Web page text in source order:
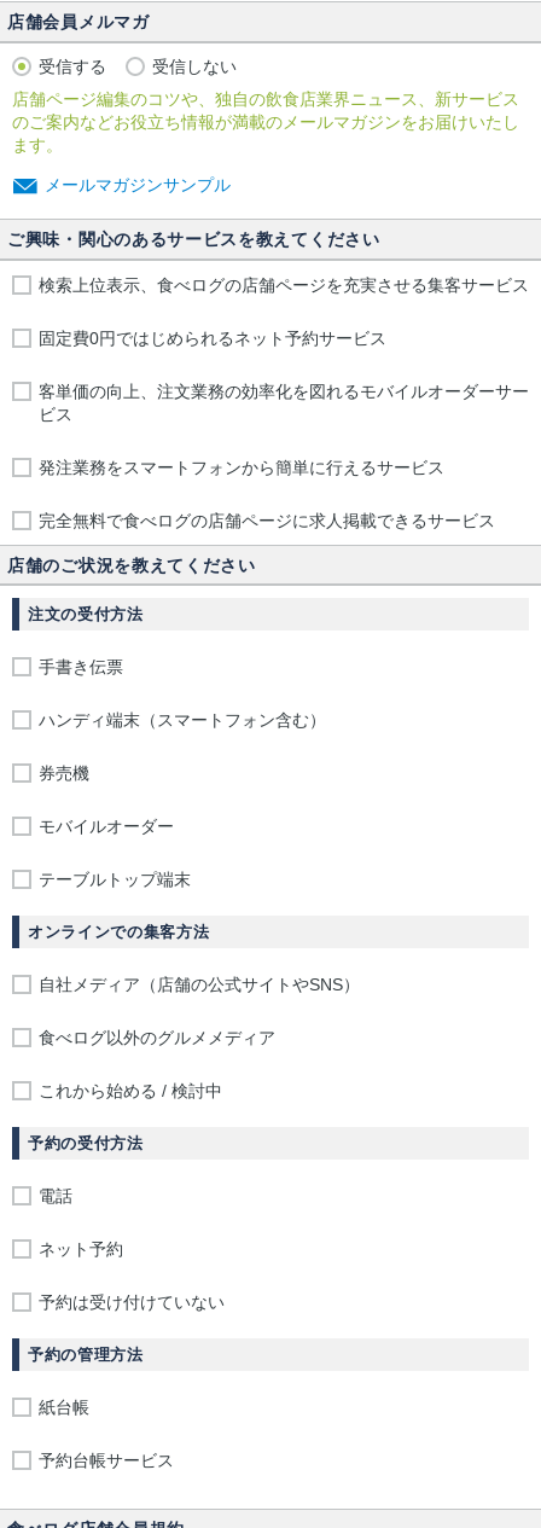
店舗会員メルマガ
受信する
受信しない
店舗ページ編集のコツや、独自の飲食店業界ニュース、新サービス
のご案内などお役立ち情報が満載のメールマガジンをお届けいたし
ます。
メールマガジンサンプル
ご興味・関心のあるサービスを教えてください
検索上位表示、食べログの店舗ページを充実させる集客サービス
固定費0円ではじめられるネット予約サービス
客単価の向上、注文業務の効率化を図れるモバイルオーダーサー
ビス
発注業務をスマートフォンから簡単に行えるサービス
完全無料で食べログの店舗ページに求人掲載できるサービス
店舗のご状況を教えてください
注文の受付方法
手書き伝票
ハンディ端末（スマートフォン含む）
券売機
モバイルオーダー
テーブルトップ端末
オンラインでの集客方法
自社メディア（店舗の公式サイトやSNS）
食べログ以外のグルメメディア
これから始める / 検討中
予約の受付方法
電話
ネット予約
予約は受け付けていない
予約の管理方法
紙台帳
予約台帳サービス